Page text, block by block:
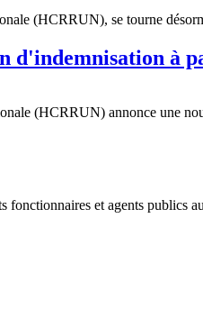
(HCRRUN), se tourne
d'indemnisation à
(HCRRUN) annonce une
fonctionnaires et agents publics